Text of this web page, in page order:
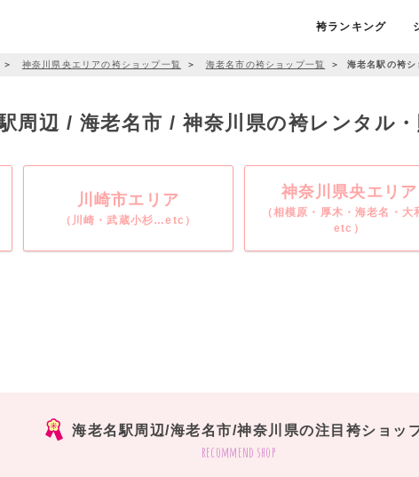
袴ランキング
＞ 神奈川県央エリアの袴ショップ一覧 ＞ 海老名市の袴ショップ一覧 ＞ 海老名駅の袴シ
周辺 / 海老名市 / 神奈川県の袴レンタル
川崎市エリア
（川崎・武蔵小杉…etc）
神奈川県央エリア
（相模原・厚木・海老名・
etc）
海老名駅周辺/海老名市/神奈川県の注目袴ショッ
recommend shop